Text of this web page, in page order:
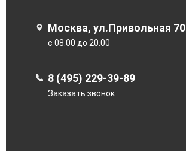
Москва, ул.Привольная 70
с 08.00 до 20.00
8 (495) 229-39-89
Заказать звонок